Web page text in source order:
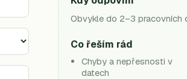
Obvykle do 2–3 pracovních
Co řeším rád
Chyby a nepřesnosti v
datech